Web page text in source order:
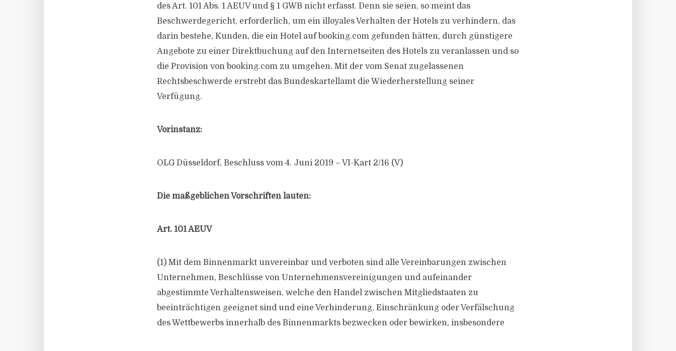
des Art. 101 Abs. 1 AEUV und § 1 GWB nicht erfasst. Denn sie seien, so meint das
Beschwerdegericht, erforderlich, um ein illoyales Verhalten der Hotels zu verhindern, das
darin bestehe, Kunden, die ein Hotel auf booking.com gefunden hätten, durch günstigere
Angebote zu einer Direktbuchung auf den Internetseiten des Hotels zu veranlassen und so
die Provision von booking.com zu umgehen. Mit der vom Senat zugelassenen
Rechtsbeschwerde erstrebt das Bundeskartellamt die Wiederherstellung seiner
Verfügung.
Vorinstanz:
OLG Düsseldorf, Beschluss vom 4. Juni 2019 – VI-Kart 2/16 (V)
Die maßgeblichen Vorschriften lauten:
Art. 101 AEUV
(1) Mit dem Binnenmarkt unvereinbar und verboten sind alle Vereinbarungen zwischen
Unternehmen, Beschlüsse von Unternehmensvereinigungen und aufeinander
abgestimmte Verhaltensweisen, welche den Handel zwischen Mitgliedstaaten zu
beeinträchtigen geeignet sind und eine Verhinderung, Einschränkung oder Verfälschung
des Wettbewerbs innerhalb des Binnenmarkts bezwecken oder bewirken, insbesondere